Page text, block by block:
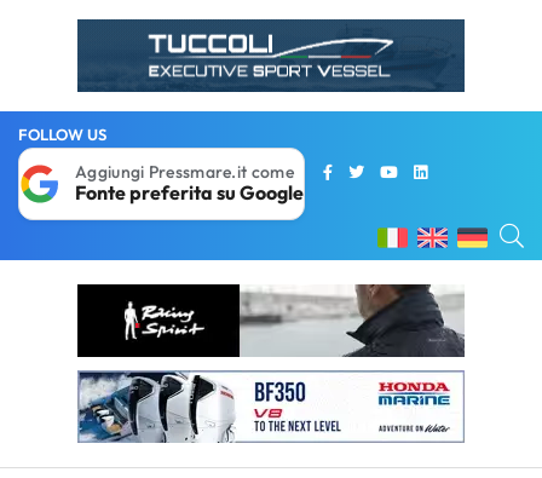
FOLLOW US
Aggiungi Pressmare.it come
Fonte preferita su Google